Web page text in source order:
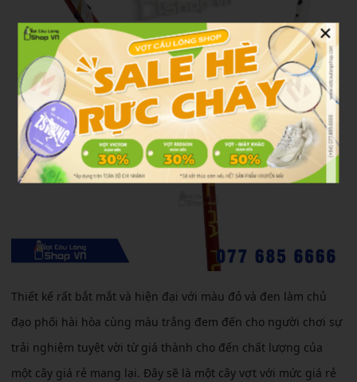
Thiết kế rất bắt mắt và hiện đại với màu đỏ và đen làm chủ
đạo phối hài hòa cùng màu trắng đem đến cho người chơi sự
trải nghiệm tuyệt vời từ giá thành cho đến chất lượng của
một cây giá rẻ mang lại. Đây sẽ là một cây vợt với mức giá rẻ
×